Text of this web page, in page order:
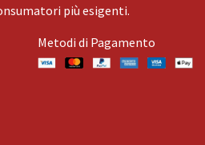
più esigenti.
Metodi di Pagamento